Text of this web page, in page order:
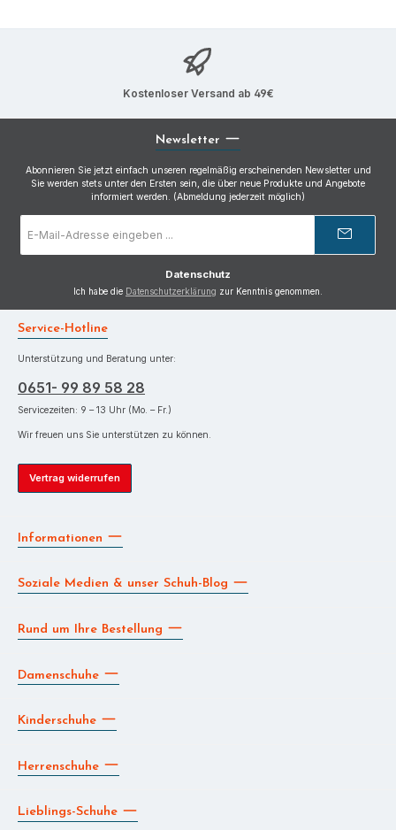
Kostenloser Versand ab 49€
Newsletter
Abonnieren Sie jetzt einfach unseren regelmäßig erscheinenden Newsletter und
Sie werden stets unter den Ersten sein, die über neue Produkte und Angebote
informiert werden. (Abmeldung jederzeit möglich)
Mail-
Datenschutz
Ich habe die Datenschutzerklärung zur Kenntnis genommen.
Service-Hotline
Unterstützung und Beratung unter:
0651- 99 89 58 28
Servicezeiten: 9 – 13 Uhr (Mo. – Fr.)
Wir freuen uns Sie unterstützen zu können.
Vertrag widerrufen
Informationen
Soziale Medien & unser Schuh-Blog
Rund um Ihre Bestellung
Damenschuhe
Kinderschuhe
Herrenschuhe
Lieblings-Schuhe